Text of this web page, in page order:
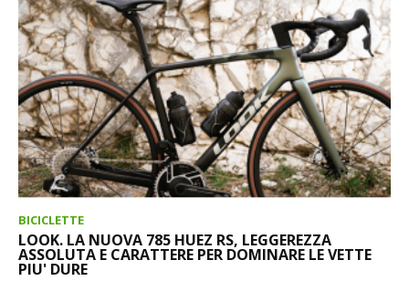
BICICLETTE
LOOK. LA NUOVA 785 HUEZ RS, LEGGEREZZA
ASSOLUTA E CARATTERE PER DOMINARE LE VETTE
PIU' DURE